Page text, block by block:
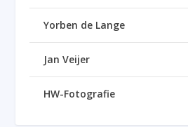
Yorben de Lange
Jan Veijer
HW-Fotografie